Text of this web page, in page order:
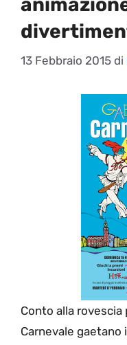
13 Febbraio 2015 di
Conto alla rovescia
Carnevale